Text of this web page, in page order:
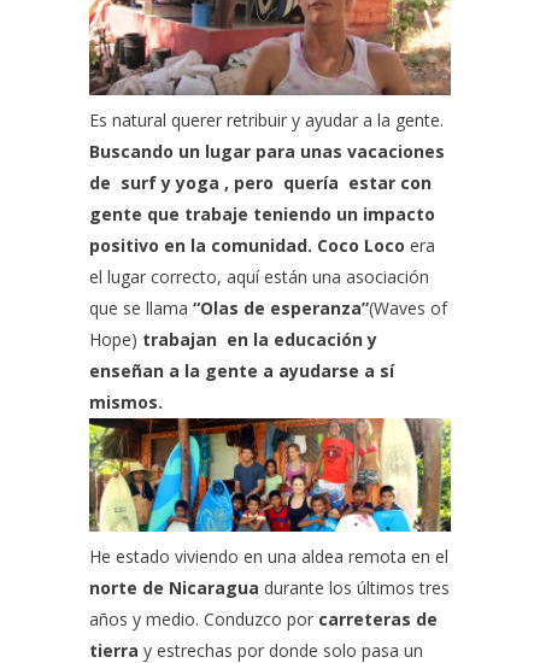
Es natural querer retribuir y ayudar a la gente.
Buscando un lugar para unas vacaciones
de surf y yoga , pero quería estar con
gente que trabaje teniendo un impacto
positivo en la comunidad. Coco Loco era
el lugar correcto, aquí están una asociación
que se llama “Olas de esperanza”(Waves of
Hope) trabajan en la educación y
enseñan a la gente a ayudarse a sí
mismos.
He estado viviendo en una aldea remota en el
norte de Nicaragua durante los últimos tres
años y medio. Conduzco por carreteras de
tierra y estrechas por donde solo pasa un